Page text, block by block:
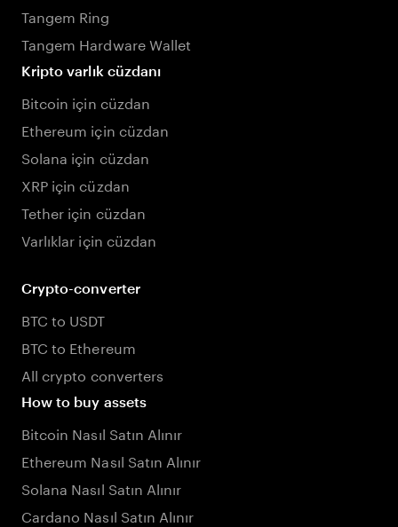
Tangem Ring
Tangem Hardware Wallet
Kripto varlık cüzdanı
Bitcoin için cüzdan
Ethereum için cüzdan
Solana için cüzdan
XRP için cüzdan
Tether için cüzdan
Varlıklar için cüzdan
Crypto-converter
BTC to USDT
BTC to Ethereum
All crypto converters
How to buy assets
Bitcoin Nasıl Satın Alınır
Ethereum Nasıl Satın Alınır
Solana Nasıl Satın Alınır
Cardano Nasıl Satın Alınır